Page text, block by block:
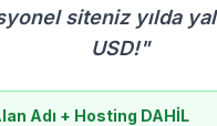
siteniz yılda
USD!"
Adı + Hosting DAHİL